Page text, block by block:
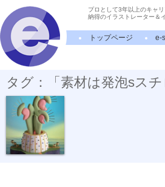
プロとして3年以上のキャ
納得のイラストレーター＆
トップページ e-
タグ：「素材は発泡sス
食虫植物